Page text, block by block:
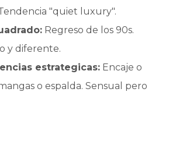
"quiet luxury".
Regreso de los 90s.
y diferente.
estrategicas: Encaje o
o espalda. Sensual pero